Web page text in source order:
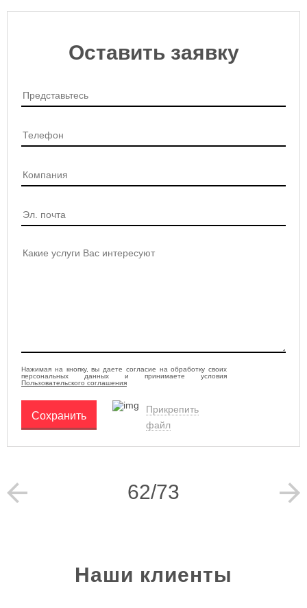
Оставить заявку
Нажимая на кнопку, вы даете согласие на обработку своих
персональных данных и принимаете условия
Пользовательского соглашения
Сохранить
Прикрепить
файл
62/73
Наши клиенты